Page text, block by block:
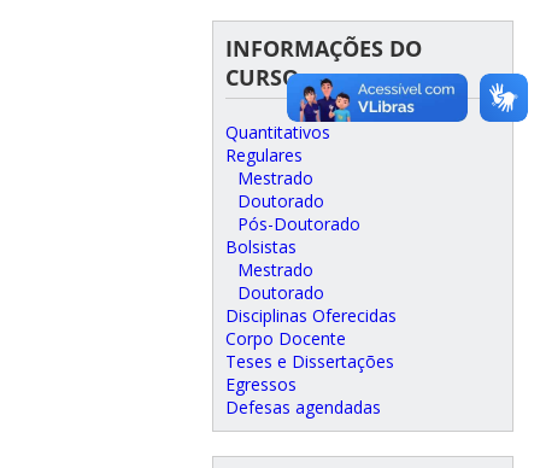
INFORMAÇÕES DO
CURSO
Quantitativos
Regulares
Mestrado
Doutorado
Pós-Doutorado
Bolsistas
Mestrado
Doutorado
Disciplinas Oferecidas
Corpo Docente
Teses e Dissertações
Egressos
Defesas agendadas